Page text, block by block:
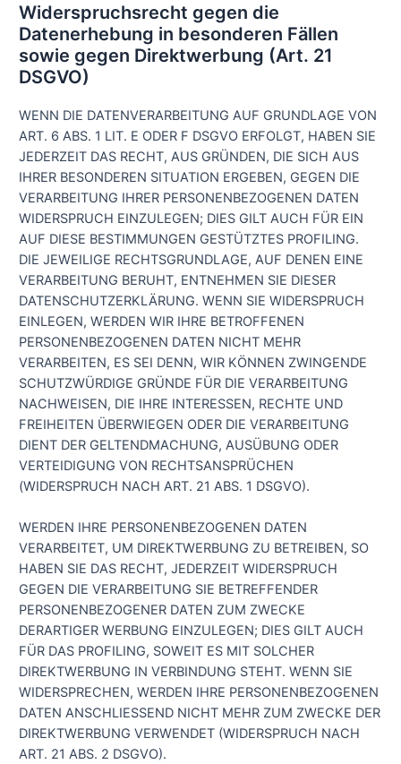
Widerspruchsrecht gegen die
Datenerhebung in besonderen Fällen
sowie gegen Direktwerbung (Art. 21
DSGVO)
WENN DIE DATENVERARBEITUNG AUF GRUNDLAGE VON
ART. 6 ABS. 1 LIT. E ODER F DSGVO ERFOLGT, HABEN SIE
JEDERZEIT DAS RECHT, AUS GRÜNDEN, DIE SICH AUS
IHRER BESONDEREN SITUATION ERGEBEN, GEGEN DIE
VERARBEITUNG IHRER PERSONENBEZOGENEN DATEN
WIDERSPRUCH EINZULEGEN; DIES GILT AUCH FÜR EIN
AUF DIESE BESTIMMUNGEN GESTÜTZTES PROFILING.
DIE JEWEILIGE RECHTSGRUNDLAGE, AUF DENEN EINE
VERARBEITUNG BERUHT, ENTNEHMEN SIE DIESER
DATENSCHUTZERKLÄRUNG. WENN SIE WIDERSPRUCH
EINLEGEN, WERDEN WIR IHRE BETROFFENEN
PERSONENBEZOGENEN DATEN NICHT MEHR
VERARBEITEN, ES SEI DENN, WIR KÖNNEN ZWINGENDE
SCHUTZWÜRDIGE GRÜNDE FÜR DIE VERARBEITUNG
NACHWEISEN, DIE IHRE INTERESSEN, RECHTE UND
FREIHEITEN ÜBERWIEGEN ODER DIE VERARBEITUNG
DIENT DER GELTENDMACHUNG, AUSÜBUNG ODER
VERTEIDIGUNG VON RECHTSANSPRÜCHEN
(WIDERSPRUCH NACH ART. 21 ABS. 1 DSGVO).
WERDEN IHRE PERSONENBEZOGENEN DATEN
VERARBEITET, UM DIREKTWERBUNG ZU BETREIBEN, SO
HABEN SIE DAS RECHT, JEDERZEIT WIDERSPRUCH
GEGEN DIE VERARBEITUNG SIE BETREFFENDER
PERSONENBEZOGENER DATEN ZUM ZWECKE
DERARTIGER WERBUNG EINZULEGEN; DIES GILT AUCH
FÜR DAS PROFILING, SOWEIT ES MIT SOLCHER
DIREKTWERBUNG IN VERBINDUNG STEHT. WENN SIE
WIDERSPRECHEN, WERDEN IHRE PERSONENBEZOGENEN
DATEN ANSCHLIESSEND NICHT MEHR ZUM ZWECKE DER
DIREKTWERBUNG VERWENDET (WIDERSPRUCH NACH
ART. 21 ABS. 2 DSGVO).